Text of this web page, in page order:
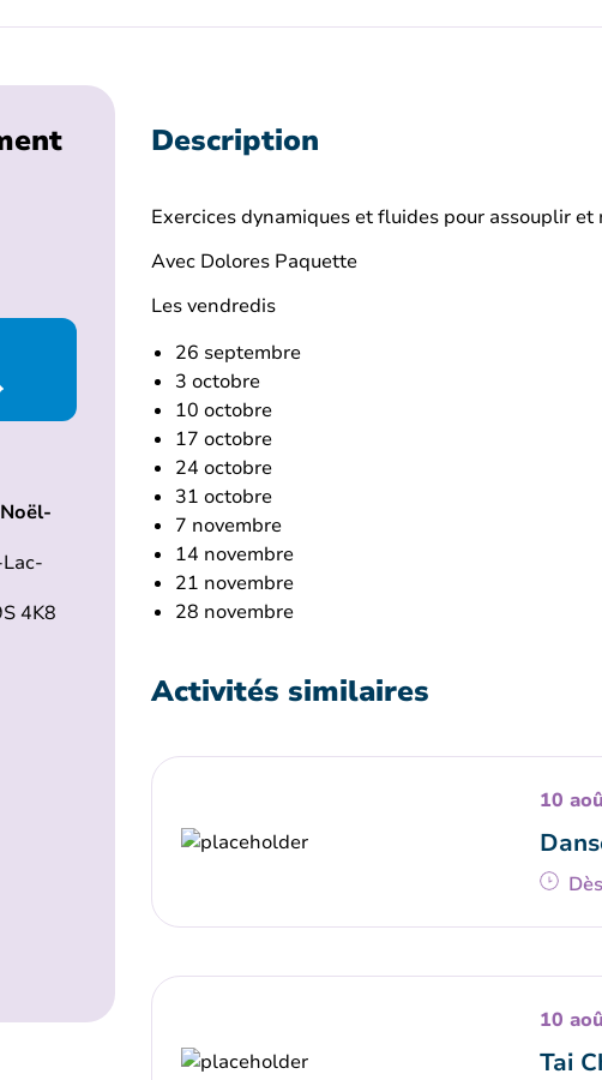
4K8
Description
Exercices dynamiques et fluides pour assouplir et
Avec Dolores Paquette
Les vendredis
26 septembre
3 octobre
10 octobre
17 octobre
24 octobre
31 octobre
7 novembre
14 novembre
21 novembre
28 novembre
Activités similaires
10
10
Tai